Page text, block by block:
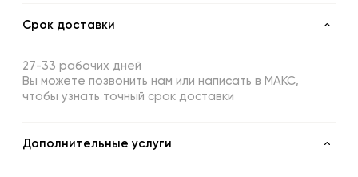
Срок доставки
27-33 рабочих дней
Вы можете позвонить нам или написать в МАКС,
чтобы узнать точный срок доставки
Дополнительные услуги